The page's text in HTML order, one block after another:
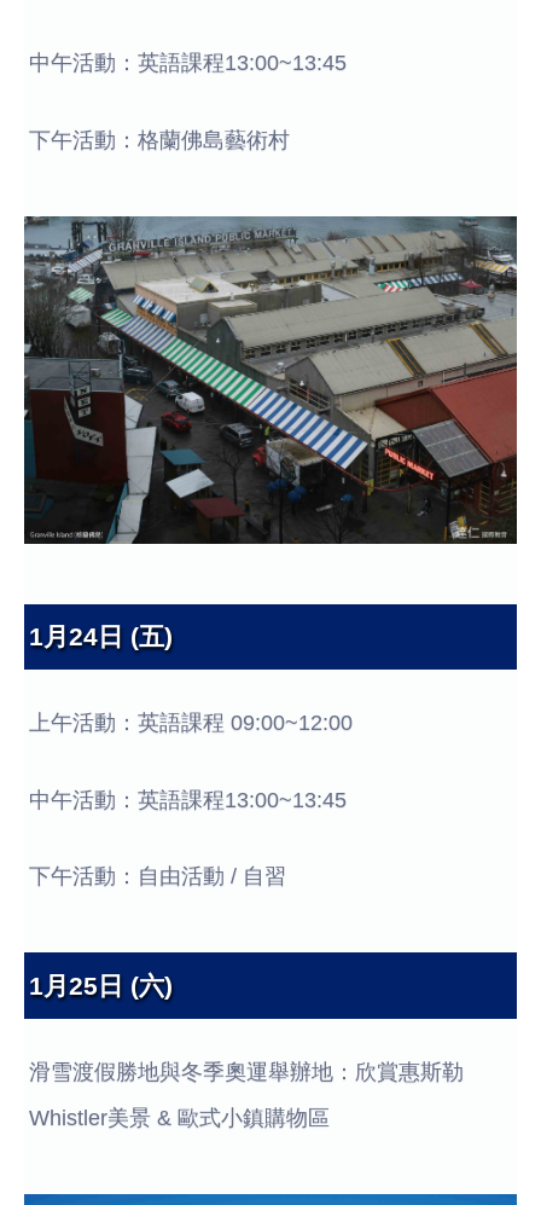
中午活動：英語課程13:00~13:45
下午活動：格蘭佛島藝術村
1月24日 (五)
上午活動：英語課程 09:00~12:00
中午活動：英語課程13:00~13:45
下午活動：自由活動 / 自習
1月25日 (六)
滑雪渡假勝地與冬季奧運舉辦地：欣賞惠斯勒
Whistler美景 & 歐式小鎮購物區